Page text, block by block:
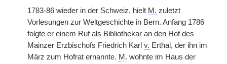
1783-86 wieder in der Schweiz, hielt M. zuletzt
Vorlesungen zur Weltgeschichte in Bern. Anfang 1786
folgte er einem Ruf als Bibliothekar an den Hof des
Mainzer Erzbischofs Friedrich Karl v. Erthal, der ihn im
März zum Hofrat ernannte. M. wohnte im Haus der